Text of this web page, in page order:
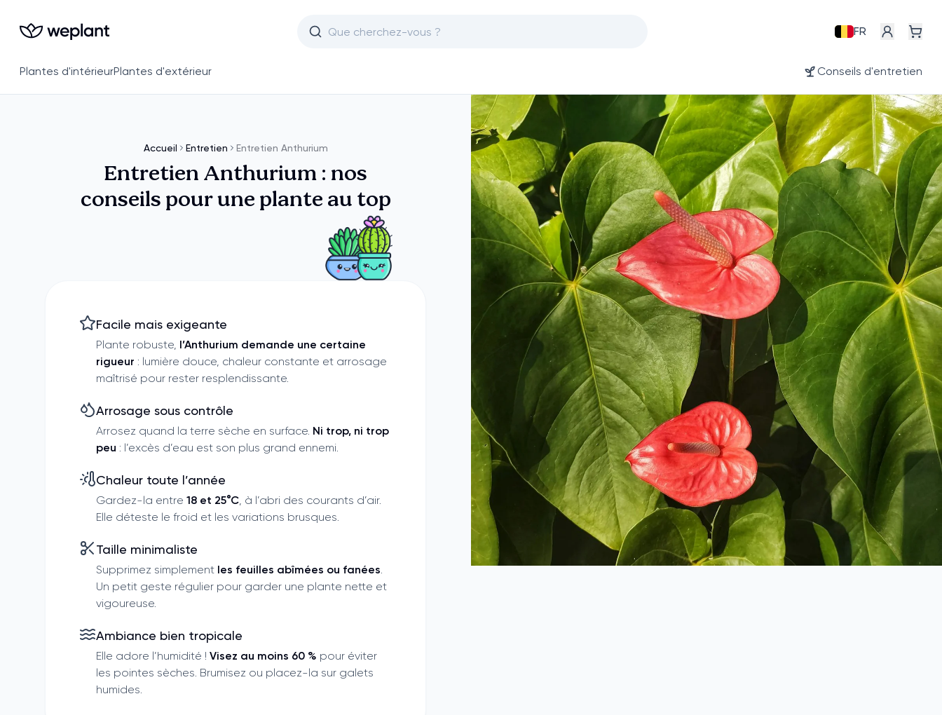
FR
Plantes d'intérieurPlantes d'extérieur Conseils d'entretien
Accueil Entretien Entretien Anthurium
Entretien Anthurium : nos
conseils pour une plante au top
Facile mais exigeante
Plante robuste, l’Anthurium demande une certaine
rigueur : lumière douce, chaleur constante et arrosage
maîtrisé pour rester resplendissante.
Arrosage sous contrôle
Arrosez quand la terre sèche en surface. Ni trop, ni trop
peu : l’excès d’eau est son plus grand ennemi.
Chaleur toute l’année
Gardez-la entre 18 et 25°C , à l’abri des courants d’air.
Elle déteste le froid et les variations brusques.
Taille minimaliste
Supprimez simplement les feuilles abîmées ou fanées
Un petit geste régulier pour garder une plante nette et
vigoureuse.
Ambiance bien tropicale
Elle adore l’humidité ! Visez au moins 60 % pour éviter
les pointes sèches. Brumisez ou placez-la sur galets
humides.